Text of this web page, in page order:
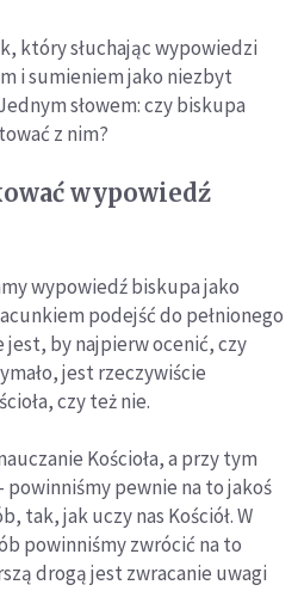
który słuchając wypowiedzi
i sumieniem jako niezbyt
słowem: czy biskupa
z nim?
wypowiedź
wypowiedź biskupa jako
podejść do pełnionego
jest, by najpierw ocenić, czy
jest rzeczywiście
czy też nie.
Kościoła, a przy tym
powinniśmy pewnie na to jakoś
tak, jak uczy nas Kościół. W
powinniśmy zwrócić na to
drogą jest zwracanie uwagi